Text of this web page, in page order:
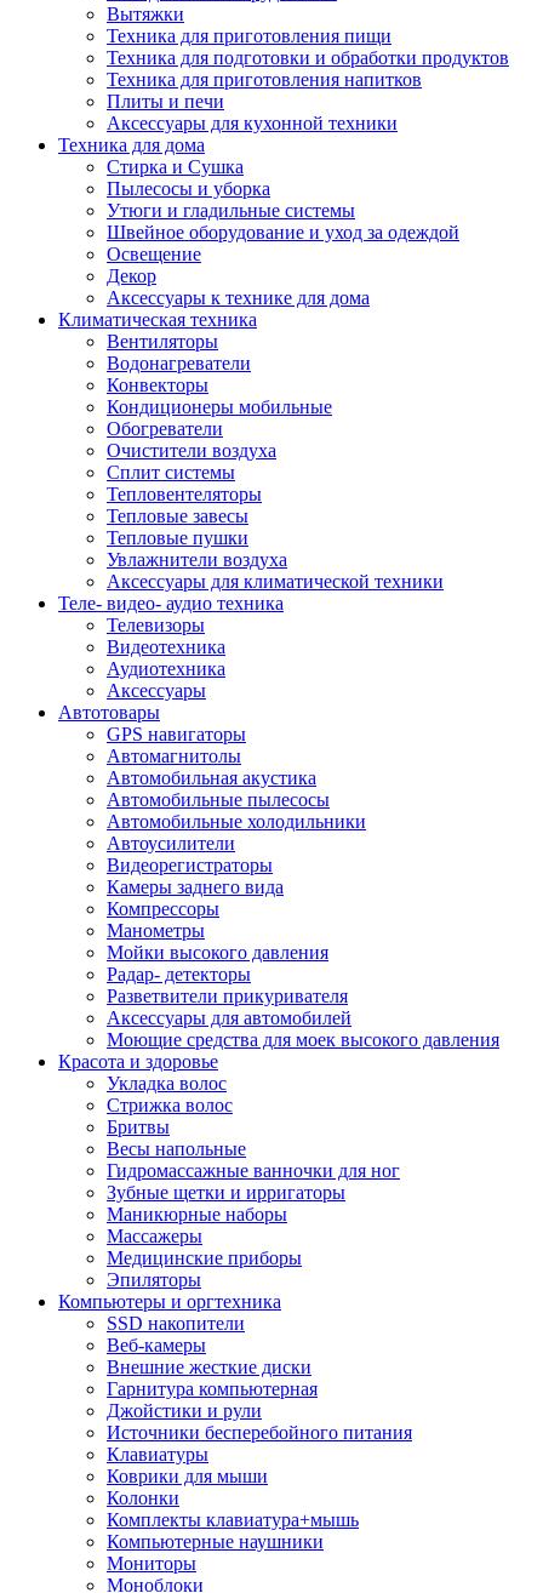
Вытяжки
Техника для приготовления пищи
Техника для подготовки и обработки продуктов
Техника для приготовления напитков
Плиты и печи
Аксессуары для кухонной техники
Техника для дома
Стирка и Сушка
Пылесосы и уборка
Утюги и гладильные системы
Швейное оборудование и уход за одеждой
Освещение
Декор
Аксессуары к технике для дома
Климатическая техника
Вентиляторы
Водонагреватели
Конвекторы
Кондиционеры мобильные
Обогреватели
Очистители воздуха
Сплит системы
Тепловентеляторы
Тепловые завесы
Тепловые пушки
Увлажнители воздуха
Аксессуары для климатической техники
Теле- видео- аудио техника
Телевизоры
Видеотехника
Аудиотехника
Аксессуары
Автотовары
GPS навигаторы
Автомагнитолы
Автомобильная акустика
Автомобильные пылесосы
Автомобильные холодильники
Автоусилители
Видеорегистраторы
Камеры заднего вида
Компрессоры
Манометры
Мойки высокого давления
Радар- детекторы
Разветвители прикуривателя
Аксессуары для автомобилей
Моющие средства для моек высокого давления
Красота и здоровье
Укладка волос
Стрижка волос
Бритвы
Весы напольные
Гидромассажные ванночки для ног
Зубные щетки и ирригаторы
Маникюрные наборы
Массажеры
Медицинские приборы
Эпиляторы
Компьютеры и оргтехника
SSD накопители
Веб-камеры
Внешние жесткие диски
Гарнитура компьютерная
Джойстики и рули
Источники бесперебойного питания
Клавиатуры
Коврики для мыши
Колонки
Комплекты клавиатура+мышь
Компьютерные наушники
Мониторы
Моноблоки